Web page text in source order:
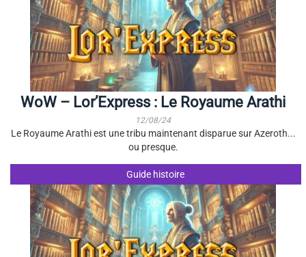
WoW – Lor’Express : Le Royaume Arathi
12/08/24
Le Royaume Arathi est une tribu maintenant disparue sur Azeroth...
ou presque.
Guide histoire